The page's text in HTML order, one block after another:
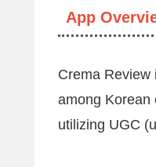
App
Crema Review
among Korean
utilizing UGC